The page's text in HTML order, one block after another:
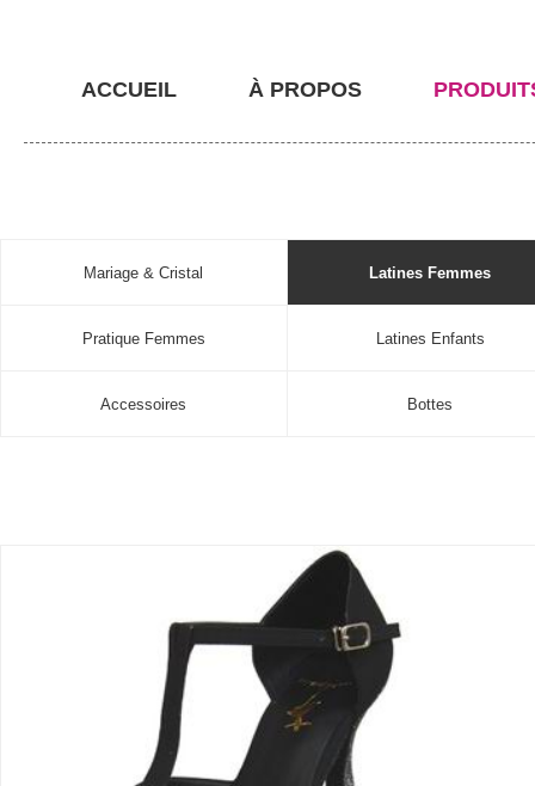
ACCUEIL À PROPOS
Mariage & Cristal Latines Femmes
Pratique Femmes Latines Enfants
Accessoires Bottes